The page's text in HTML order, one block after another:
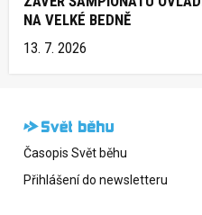
NA VELKÉ BEDNĚ
13. 7. 2026
Časopis Svět běhu
Přihlášení do newsletteru